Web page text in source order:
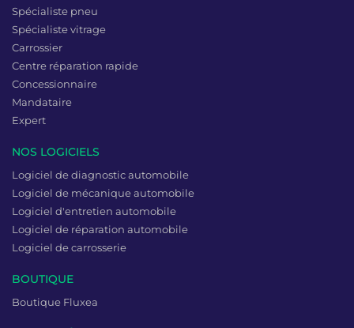
Spécialiste pneu
Spécialiste vitrage
Carrossier
Centre réparation rapide
Concessionnaire
Mandataire
Expert
NOS LOGICIELS
Logiciel de diagnostic automobile
Logiciel de mécanique automobile
Logiciel d'entretien automobile
Logiciel de réparation automobile
Logiciel de carrosserie
BOUTIQUE
Boutique Fluxea